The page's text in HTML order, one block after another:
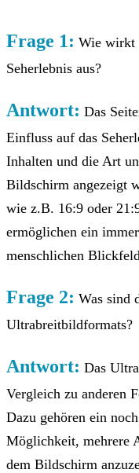
Frage 1: Wie wirkt
Seherlebnis aus?
Antwort: Das
Einfluss auf das
Inhalten und die Art
Bildschirm angezeigt
wie z.B. 16:9 oder
ermöglichen ein
menschlichen
Frage 2: Was sind
Ultrabreitbildformats?
Antwort: Das
Vergleich zu anderen
Dazu gehören ein
Möglichkeit, mehrere
dem Bildschirm